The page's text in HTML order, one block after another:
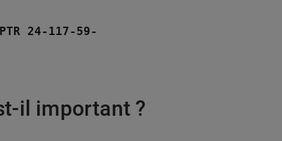
24-117-59-
il important ?